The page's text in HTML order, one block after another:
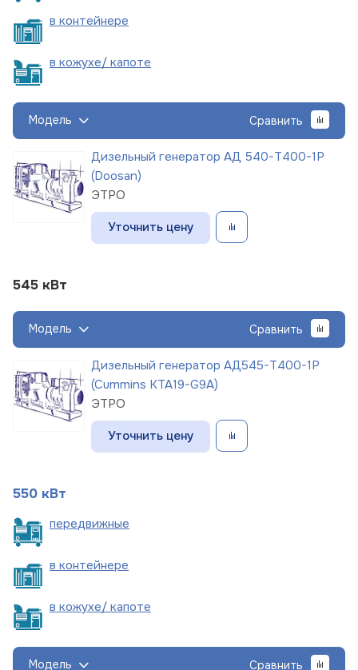
в контейнере
в кожухе/ капоте
Модель Сравнить
Дизельный генератор АД 540-Т400-1Р
(Doosan)
ЭТРО
Уточнить цену
545 кВт
Модель Сравнить
Дизельный генератор АД545-Т400-1Р
(Cummins KTA19-G9A)
ЭТРО
Уточнить цену
550 кВт
передвижные
в контейнере
в кожухе/ капоте
Модель Сравнить